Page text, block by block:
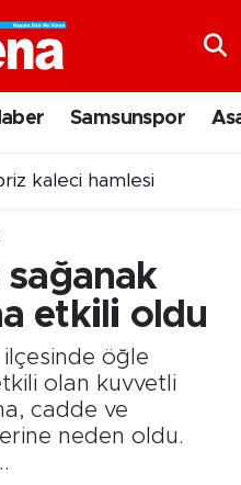
Samsunspor
kaleci hamlesi
sağanak
etkili oldu
ilçesinde öğle
olan kuvvetli
cadde ve
neden oldu.
ve Fikstür